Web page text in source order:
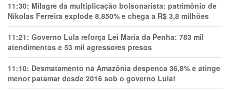
11:30: Milagre da multiplicação bolsonarista: patrimônio de
Nikolas Ferreira explode 8.850% e chega a R$ 3,8 milhões
11:21: Governo Lula reforça Lei Maria da Penha: 783 mil
atendimentos e 53 mil agressores presos
11:10: Desmatamento na Amazônia despenca 36,8% e atinge
menor patamar desde 2016 sob o governo Lula!